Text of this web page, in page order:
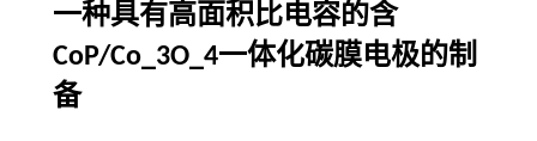
一种具有高面积比电容的含
CoP/Co_3O_4一体化碳膜电极的制
备